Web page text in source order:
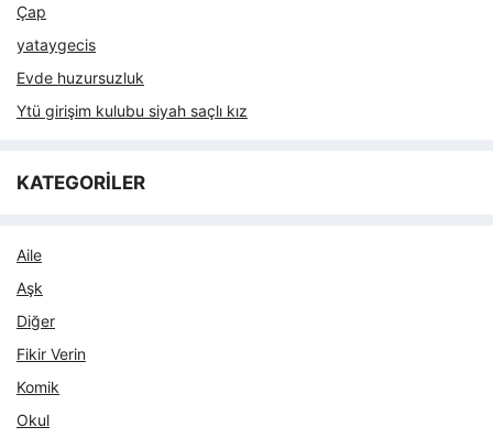
Çap
yataygecis
Evde huzursuzluk
Ytü girişim kulubu siyah saçlı kız
KATEGORİLER
Aile
Aşk
Diğer
Fikir Verin
Komik
Okul